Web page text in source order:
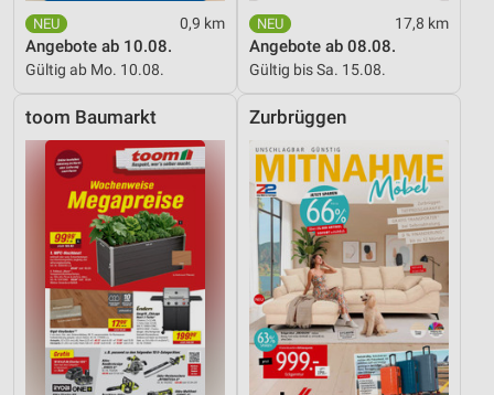
0,9 km
Angebote ab 10.08.
Gültig ab Mo. 10.08.
17,8 km
Angebote ab 08.08.
Gültig bis Sa. 15.08.
toom Baumarkt Zurbrüggen